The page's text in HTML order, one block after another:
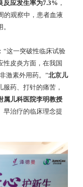
反应发生率为7.3% ，
的观察中，患者血液
“这一突破性临床试验
性皮炎方面，在我国
激素外用药。”北京儿
药、打针的痛苦，
属儿科医院李明教授
早治疗的临床理念提